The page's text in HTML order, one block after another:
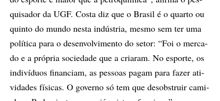
qui­sa­dor da UGF. Cos­ta diz que o Bra­sil é o quar­to ou
quin­to do mun­do nes­ta in­dús­tria, mes­mo sem ter uma
po­lí­ti­ca para o de­sen­vol­vi­men­to do se­tor: “Foi o mer­ca­
do e a pró­pria so­ci­e­da­de que a cri­a­ram. No es­por­te, os
in­di­ví­du­os fi­nan­ci­am, as pes­so­as pa­gam para fa­zer ati­
vi­da­des fí­si­cas. O go­ver­no só tem que de­sobs­tru­ir ca­mi­